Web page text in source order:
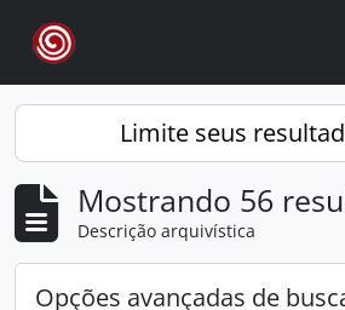
Skip to main content
Limite seus
Mostrando 56
Descrição arquivística
Opções avançadas de